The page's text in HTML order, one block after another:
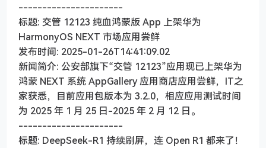
----------------------
标题: 交管 12123 纯血鸿蒙版 App 上架华为
HarmonyOS NEXT 市场应用尝鲜
发布时间: 2025-01-26T14:41:09.02
新闻简介: 公安部旗下“交管 12123”应用现已上架华为
鸿蒙 NEXT 系统 AppGallery 应用商店应用尝鲜，IT之
家获悉，目前应用包版本为 3.2.0，相应应用测试时间
为 2025 年 1 月 25 日-2025 年 2 月 12 日。
----------------------
标题: DeepSeek-R1 持续刷屏，连 Open R1 都来了！